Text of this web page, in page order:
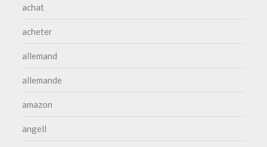
achat
acheter
allemand
allemande
amazon
angell